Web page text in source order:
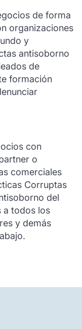
de forma
organizaciones
y
antisoborno
de
formación
con
o
comerciales
Corruptas
del
a todos los
y demás